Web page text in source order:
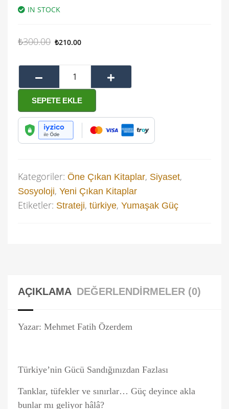
IN STOCK
₺300.00 ₺210.00
SEPETE EKLE
Kategoriler: Öne Çıkan Kitaplar, Siyaset,
Sosyoloji, Yeni Çıkan Kitaplar
Etiketler: Strateji, türkiye, Yumaşak Güç
AÇIKLAMA DEĞERLENDIRMELER (0)
Yazar: Mehmet Fatih Özerdem
Türkiye’nin Gücü Sandığınızdan Fazlası
Tanklar, tüfekler ve sınırlar… Güç deyince akla
bunlar mı geliyor hâlâ?